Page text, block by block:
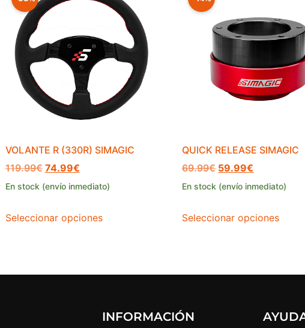
VOLANTE R (330R) SIMAGIC
119.99€ 74.99€
En stock (envío inmediato)
Seleccionar opciones
QUICK RELEASE SIMAGIC
69.99€ 59.99€
En stock (envío inmediato)
Seleccionar opciones
INFORMACIÓN